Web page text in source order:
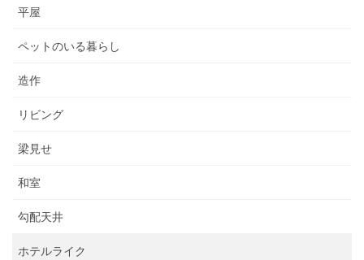
平屋
ペットのいる暮らし
造作
リビング
梁見せ
和室
勾配天井
ホテルライク